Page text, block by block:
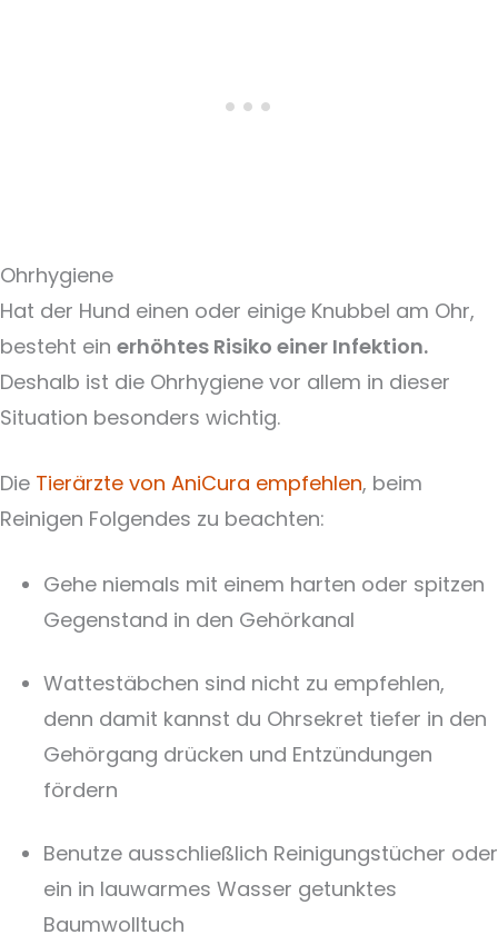
Ohrhygiene
Hat der Hund einen oder einige Knubbel am Ohr,
besteht ein erhöhtes Risiko einer Infektion.
Deshalb ist die Ohrhygiene vor allem in dieser
Situation besonders wichtig.
Die Tierärzte von AniCura empfehlen, beim
Reinigen Folgendes zu beachten:
Gehe niemals mit einem harten oder spitzen
Gegenstand in den Gehörkanal
Wattestäbchen sind nicht zu empfehlen,
denn damit kannst du Ohrsekret tiefer in den
Gehörgang drücken und Entzündungen
fördern
Benutze ausschließlich Reinigungstücher oder
ein in lauwarmes Wasser getunktes
Baumwolltuch